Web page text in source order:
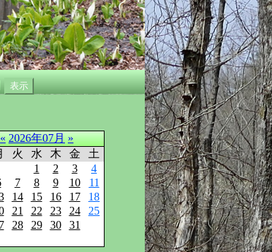
« 2026年07月 »
火 水 木 金
土
1
2 3
4
7 8 9 10
11
14 15 16 17
18
21 22 23 24
25
28 29 30 31